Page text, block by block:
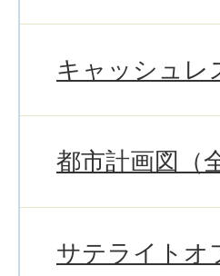
キャッシュレ
都市計画図（
サテライトオ